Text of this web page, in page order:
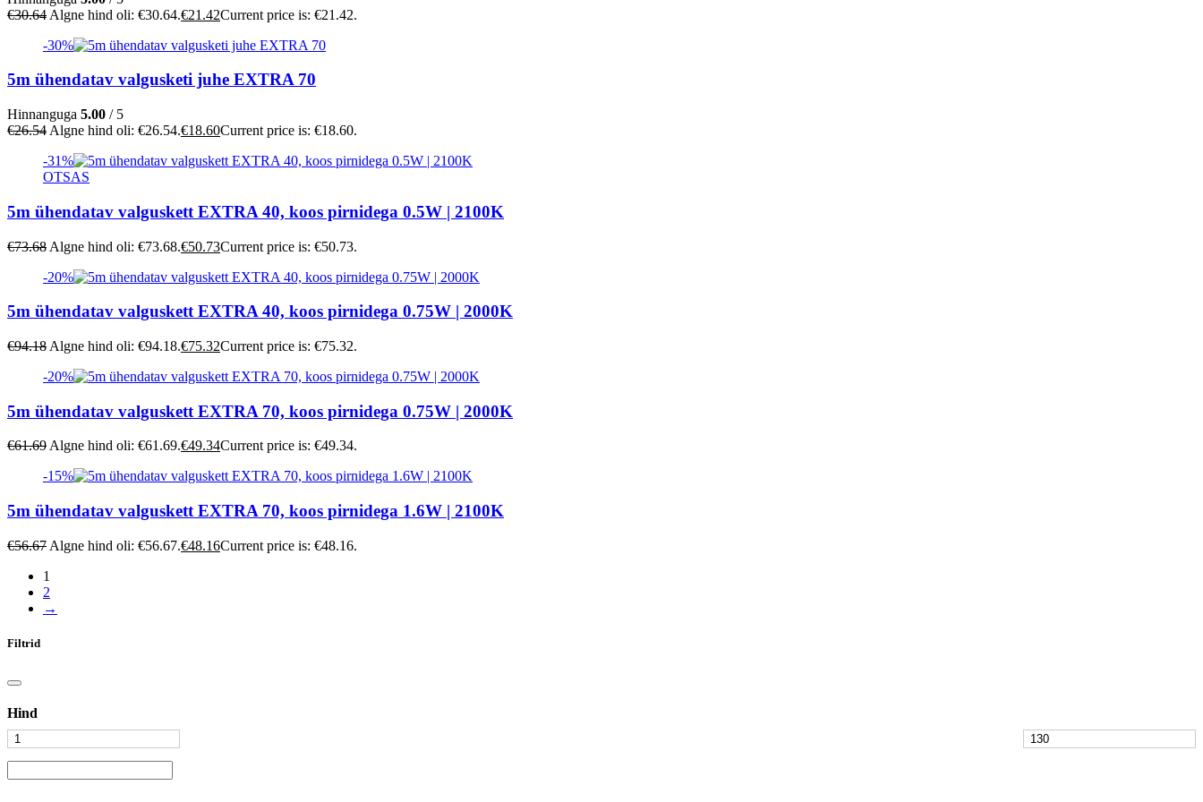
€30.64 Algne hind oli: €30.64.€21.42Current price is: €21.42.
-30%
5m ühendatav valgusketi juhe EXTRA 70
Hinnanguga 5.00 / 5
€26.54 Algne hind oli: €26.54.€18.60Current price is: €18.60.
-31%
OTSAS
5m ühendatav valguskett EXTRA 40, koos pirnidega 0.5W | 2100K
€73.68 Algne hind oli: €73.68.€50.73Current price is: €50.73.
-20%
5m ühendatav valguskett EXTRA 40, koos pirnidega 0.75W | 2000K
€94.18 Algne hind oli: €94.18.€75.32Current price is: €75.32.
-20%
5m ühendatav valguskett EXTRA 70, koos pirnidega 0.75W | 2000K
€61.69 Algne hind oli: €61.69.€49.34Current price is: €49.34.
-15%
5m ühendatav valguskett EXTRA 70, koos pirnidega 1.6W | 2100K
€56.67 Algne hind oli: €56.67.€48.16Current price is: €48.16.
1
2
→
Filtrid
Hind